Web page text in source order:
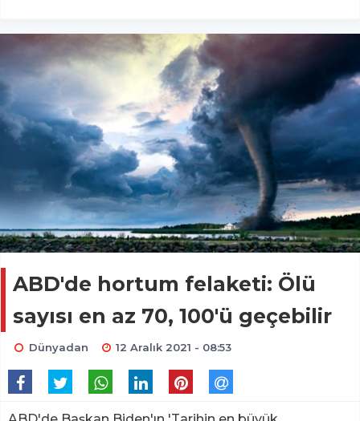
ABD'de hortum felaketi: Ölü
sayısı en az 70, 100'ü geçebilir
Dünyadan 12 Aralık 2021 - 08:53